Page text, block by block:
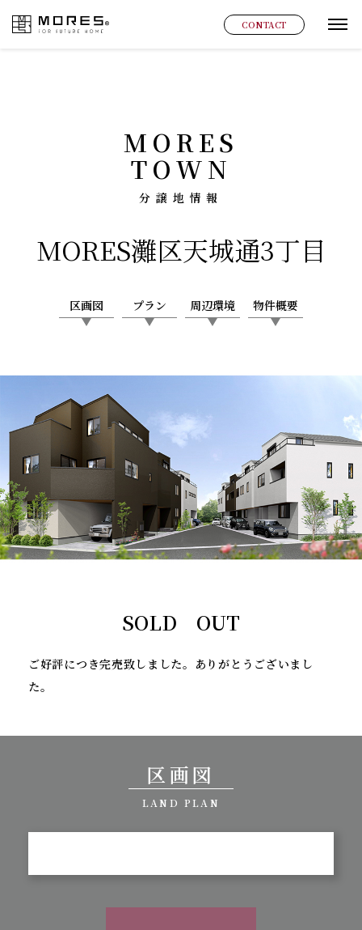
MORES CONTACT グ
MORES
TOWN
分譲地情報
MORES灘区天城通3丁目
区画図 プラン 周辺環境 物件概要
SOLD OUT
ご好評につき完売致しました。ありがとうございまし
た。
区画図
LAND PLAN